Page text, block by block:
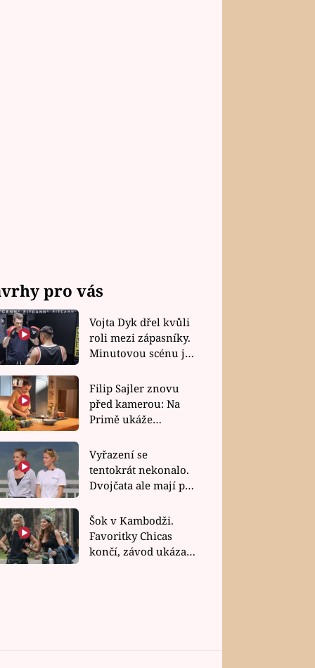
pro vás
Vojta Dyk dřel kvůli
roli mezi zápasníky.
Minutovou scénu jel
Filip Sajler znovu
před kamerou: Na
Primě ukáže
rychlé recepty
Vyřazení se
tentokrát nekonalo.
Dvojčata ale mají po
závodu nůž na krku
Šok v Kambodži.
Favoritky Chicas
končí, závod ukázal